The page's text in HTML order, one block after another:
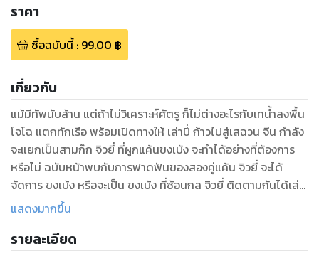
ราคา
ซื้อฉบับนี้: 99.00 ฿
เกี่ยวกับ
แม้มีทัพนับล้าน แต่ถ้าไม่วิเคราะห์ศัตรู ก็ไม่ต่างอะไรกับเทน้ำลงพื้น
โจโฉ แตกทักเรือ พร้อมเปิดทางให้ เล่าปี่ ก้าวไปสู่เสฉวน จีน กำลัง
จะแยกเป็นสามก๊ก จิวยี่ ที่ผูกแค้นขงเบ้ง จะทำได้อย่างที่ต้องการ
หรือไม่ ฉบับหน้าพบกับการฟาดฟันของสองคู่แค้น จิวยี่ จะได้
จัดการ ขงเบ้ง หรือจะเป็น ขงเบ้ง ที่ซ้อนกล จิวยี่ ติดตามกันได้เล่ม
12 ครับ
แสดงมากขึ้น
รายละเอียด